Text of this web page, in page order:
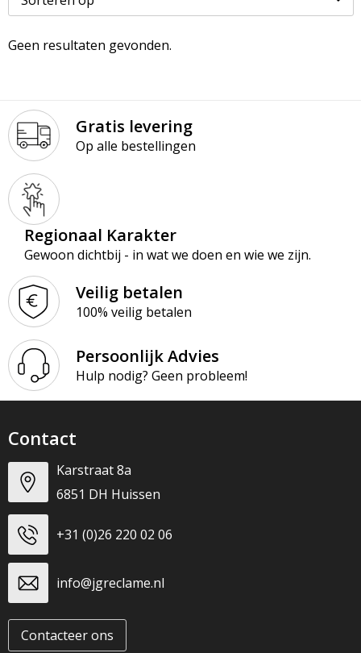
Paraplu’s
Premiums
Schrijfwaren
Tassen & Reizen
Kledingaccessoires
Ondergoed, Sokken en Nachtkleding
Peuters en Baby's
Polo's
Regenkleding
Sweaters
T-Shirts
Vesten
Ondergoed en Sokken
Overalls
Polo's
Reflecterende polo's
Reflecterende vesten
Regenkleding
Schorten en Sloven
Sweaters
T-Shirts
Vesten
Werkkleding sets
Gehoorbescherming
Geen resultaten gevonden.
Gratis levering
Op alle bestellingen
Regionaal Karakter
Gewoon dichtbij - in wat we doen en wie we zijn.
Veilig betalen
100% veilig betalen
Persoonlijk Advies
Hulp nodig? Geen probleem!
Contact
Karstraat 8a
6851 DH Huissen
+31 (0)26 220 02 06
info@jgreclame.nl
Contacteer ons